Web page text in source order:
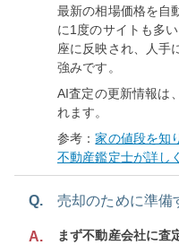
最新の相場価格を自
に1度のサイトも多
座に反映され、人手
強みです。
AI査定の更新情報は
れます。
参考：家の値段を知
不動産鑑定士が詳し
Q. 売却のために準備
A.
まず不動産会社に査